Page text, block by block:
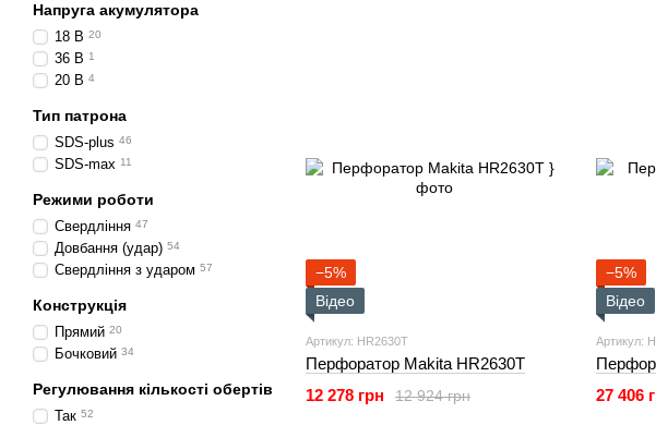
−5%
Відео
Артикул: HR2630T
Перфоратор Makita HR2630T
12 924 грн
12 278 грн
−5%
Відео
Артикул:
27 406
Напруга акумулятора
18 В 20
36 В 1
20 В 4
Тип патрона
SDS-plus 46
SDS-max 11
Режими роботи
Свердління 47
Довбання (удар) 54
Свердління з ударом 57
Конструкція
Прямий 20
Бочковий 34
Регулювання кількості обертів
Так 52